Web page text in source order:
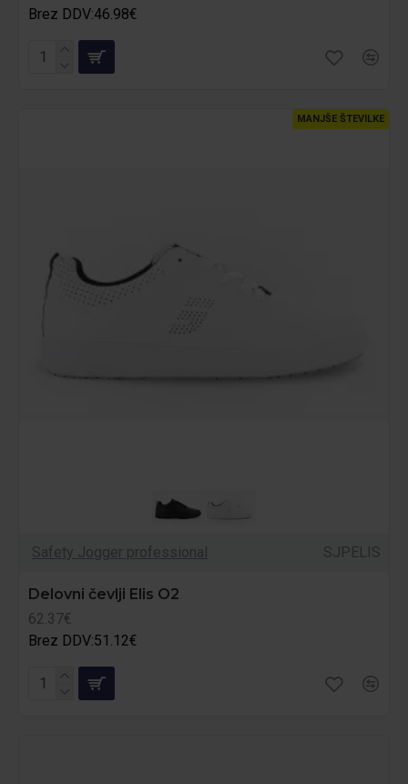
Brez DDV:46.98€
MANJŠE ŠTEVILKE
Safety Jogger professional SJPELIS
Delovni čevlji Elis O2
62.37€
Brez DDV:51.12€